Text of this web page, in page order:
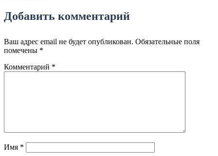
Добавить комментарий
Ваш адрес email не будет опубликован. Обязательные поля
помечены *
Комментарий *
Имя *